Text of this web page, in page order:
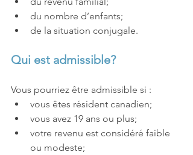
du nombre d’enfants;
de la situation conjugale.
Qui est admissible?
Vous pourriez être admissible si :
vous êtes résident canadien;
vous avez 19 ans ou plus;
votre revenu est considéré faible
ou modeste;